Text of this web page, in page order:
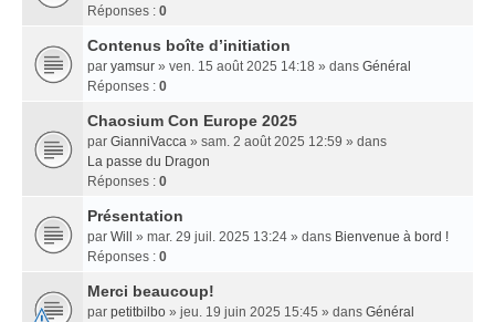
Réponses : 0
Contenus boîte d’initiation
par yamsur » ven. 15 août 2025 14:18 » dans Général
Réponses : 0
Chaosium Con Europe 2025
par GianniVacca » sam. 2 août 2025 12:59 » dans
La passe du Dragon
Réponses : 0
Présentation
par Will » mar. 29 juil. 2025 13:24 » dans Bienvenue à bord !
Réponses : 0
Merci beaucoup!
par petitbilbo » jeu. 19 juin 2025 15:45 » dans Général